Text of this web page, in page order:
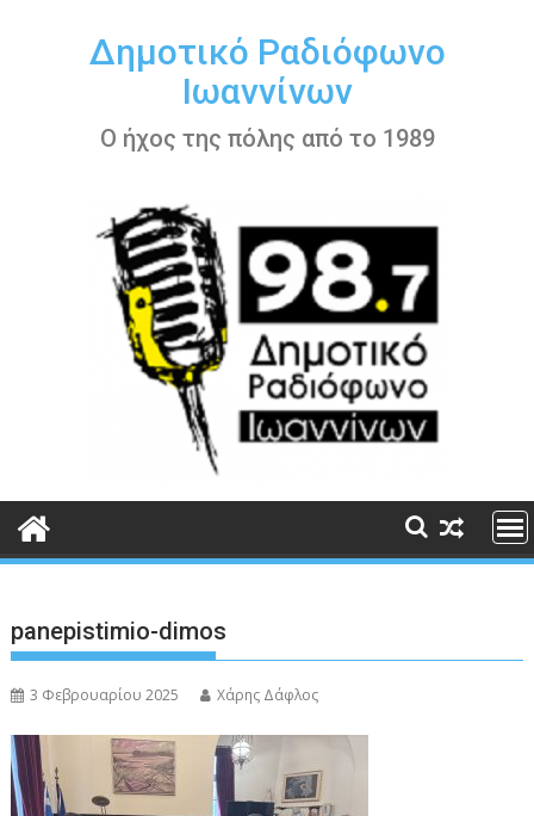
περιεχόμενοΔημοτικό Ραδιόφωνο
Ιωαννίνων
Ο ήχος της πόλης από το 1989
panepistimio-dimos
3 Φεβρουαρίου 2025 Χάρης Δάφλος